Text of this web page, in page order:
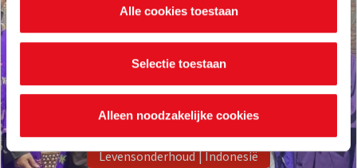
waarvoor ze dienen en hoelang ze geldig blijven. Je kan
je voorkeuren ook op elk moment wijzigen via de cookie
Alle cookies toestaan
Selectie toestaan
Alleen noodzakelijke cookies
Levensonderhoud|Indonesië